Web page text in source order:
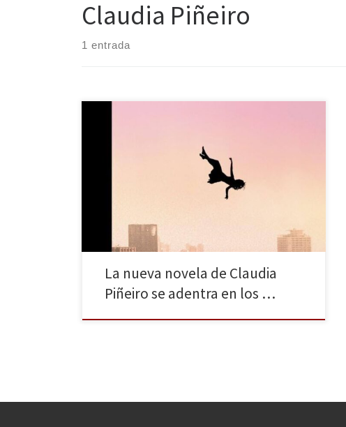
Claudia Piñeiro
1 entrada
llevaron trabajadoras sexuales a sus habitaciones del
hotel en Cartagena donde se alojaban, con motivo de
la visita realizada a Colombia, en abril, por el
presidente Barack Obama, en ocasión de la cumbre
La nueva novela de Claudia
Piñeiro se adentra en los …